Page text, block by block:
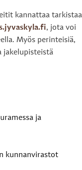
kannattaa tarkistaa
, jota voi
Myös perinteisiä,
jakelupisteistä
ja
kunnanvirastot